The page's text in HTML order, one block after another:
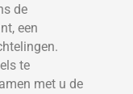
de
een
te
met u de